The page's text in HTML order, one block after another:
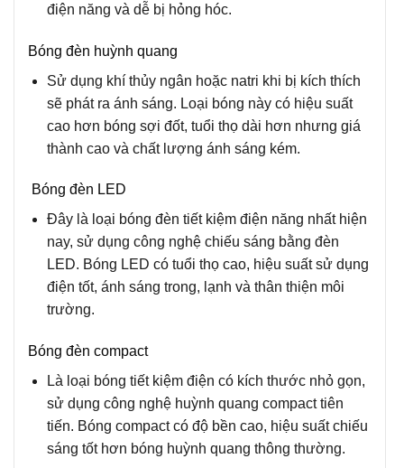
điện năng và dễ bị hỏng hóc.
Bóng đèn huỳnh quang
Sử dụng khí thủy ngân hoặc natri khi bị kích thích
sẽ phát ra ánh sáng. Loại bóng này có hiệu suất
cao hơn bóng sợi đốt, tuổi thọ dài hơn nhưng giá
thành cao và chất lượng ánh sáng kém.
Bóng đèn LED
Đây là loại bóng đèn tiết kiệm điện năng nhất hiện
nay, sử dụng công nghệ chiếu sáng bằng đèn
LED. Bóng LED có tuổi thọ cao, hiệu suất sử dụng
điện tốt, ánh sáng trong, lạnh và thân thiện môi
trường.
Bóng đèn compact
Là loại bóng tiết kiệm điện có kích thước nhỏ gọn,
sử dụng công nghệ huỳnh quang compact tiên
tiến. Bóng compact có độ bền cao, hiệu suất chiếu
sáng tốt hơn bóng huỳnh quang thông thường.